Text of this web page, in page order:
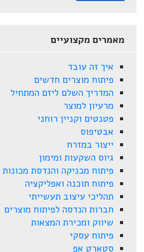
מאמרים מקצועיים
איך זה עובד
פיתוח מוצרים חדשים
המדריך השלם ליזם המתחיל
מרעיון למוצר
פטנטים וקניין רוחני
אבטיפוס
ייצור במזרח
גיוס השקעות ומימון
פיתוח מכניקה והנדסת מכונות
פיתוח תוכנה ואפליקציה
תהליכי עיצוב תעשייתי
חברות הנדסה לפיתוח מוצרים
שיווק ומכירת המצאות
פיתוח עסקי
סטארט אפ